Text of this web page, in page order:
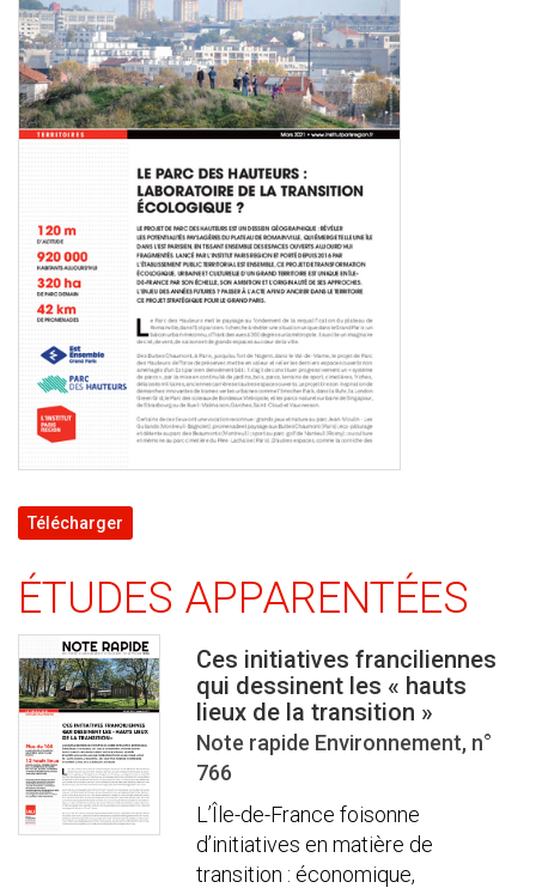
Télécharger
ÉTUDES APPARENTÉES
Ces initiatives franciliennes
qui dessinent les « hauts
lieux de la transition »
Note rapide Environnement, n°
766
L’Île-de-France foisonne
d’initiatives en matière de
transition : économique,